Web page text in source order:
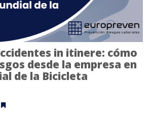
in itinere: cómo
desde la empresa en
de la Bicicleta